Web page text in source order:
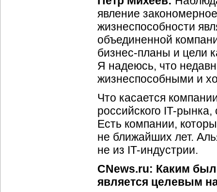
явление
жизнеспособности
объединенной
бизнес-планы и цели
Я надеюсь, что
жизнеспособными и
Что касается
российского IT-рынка,
Есть компании,
не ближайших лет.
не из IT-индустрии.
CNews.ru: Каким был
является целевым